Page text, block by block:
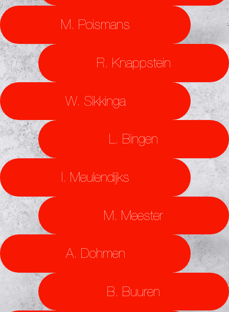
M. Poismans
R. Knappstein
W. Sikkinga
L. Bingen
I. Meulendijks
M. Meester
A. Dohmen
B. Buuren